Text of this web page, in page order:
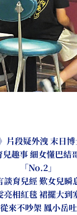
片段疑外洩 末日
趣事 細女懂巴結
「No.2」
談育兒經 歎女兒瞬
亮相紅毯 裙擺大到
來不吵架 鳳小岳